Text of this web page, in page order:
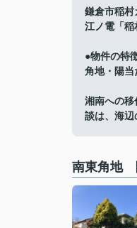
鎌倉市稲村
江ノ電「稲
●物件の特
角地・陽当
湘南への移
談は、海辺
南東角地